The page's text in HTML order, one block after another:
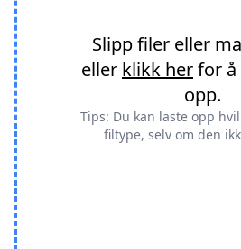
Slipp filer eller
eller klikk herfor å
opp.
Tips: Du kan laste opp
filtype, selv om den